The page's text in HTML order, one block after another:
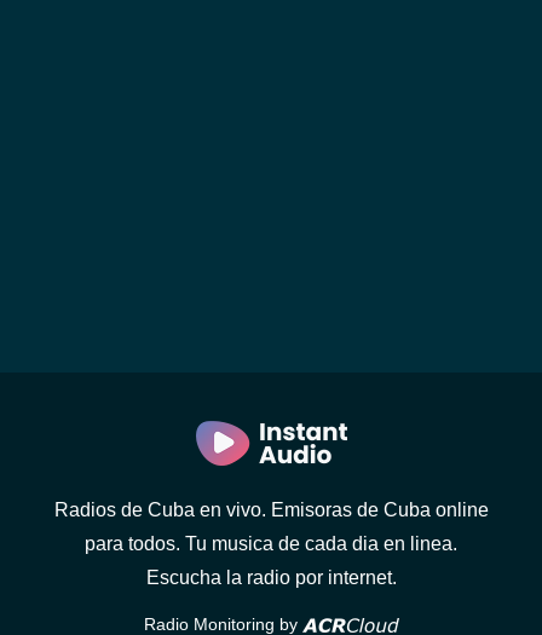
Radios de Cuba en vivo. Emisoras de Cuba online
para todos. Tu musica de cada dia en linea.
Escucha la radio por internet.
Radio Monitoring by